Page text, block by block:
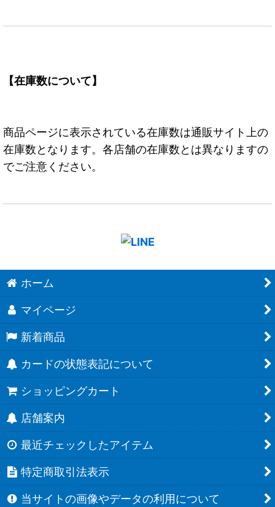
【在庫数について】
商品ページに表示されている在庫数は通販サイト上の
在庫数となります。各店舗の在庫数とは異なりますの
でご注意ください。
ホーム
マイページ
新着商品
カードの状態表記について
ショッピングカート
店舗案内
最近チェックしたアイテム
特定商取引法表示
当サイトの画像やデータの利用について